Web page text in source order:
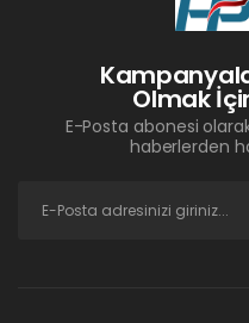
Olmak
E-Posta abonesi
haberlerden